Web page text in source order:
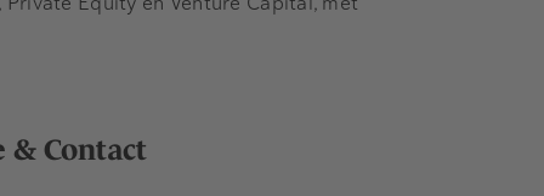
& Contact